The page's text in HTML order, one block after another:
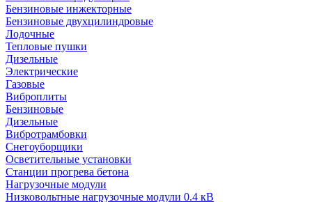
Бензиновые инжекторные
Бензиновые двухцилиндровые
Лодочные
Тепловые пушки
Дизельные
Электрические
Газовые
Виброплиты
Бензиновые
Дизельные
Вибротрамбовки
Снегоуборщики
Осветительные установки
Станции прогрева бетона
Нагрузочные модули
Низковольтные нагрузочные модули 0.4 кВ